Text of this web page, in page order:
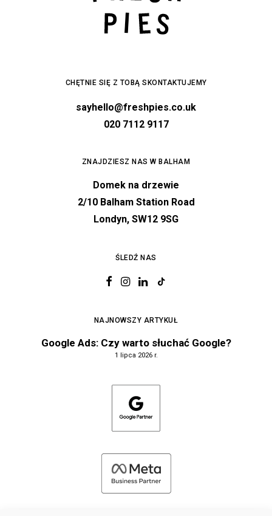
CHĘTNIE SIĘ Z TOBĄ SKONTAKTUJEMY
sayhello@freshpies.co.uk
020 7112 9117
ZNAJDZIESZ NAS W BALHAM
Domek na drzewie
2/10 Balham Station Road
Londyn, SW12 9SG
ŚLEDŹ NAS
NAJNOWSZY ARTYKUŁ
Google Ads: Czy warto słuchać Google?
1 lipca 2026 r.